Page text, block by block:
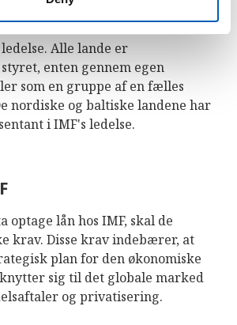
D.C.
Alle lande er
enten gennem egen
som en gruppe af en fælles
nordiske og baltiske landene har
i IMF's ledelse.
optage lån hos IMF, skal de
krav. Disse krav indebærer, at
plan for den økonomiske
sig til det globale marked
og privatisering.